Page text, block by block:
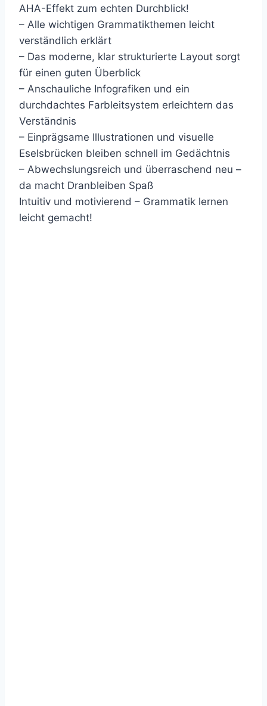
AHA-Effekt zum echten Durchblick!
– Alle wichtigen Grammatikthemen leicht
verständlich erklärt
– Das moderne, klar strukturierte Layout sorgt
für einen guten Überblick
– Anschauliche Infografiken und ein
durchdachtes Farbleitsystem erleichtern das
Verständnis
– Einprägsame Illustrationen und visuelle
Eselsbrücken bleiben schnell im Gedächtnis
– Abwechslungsreich und überraschend neu –
da macht Dranbleiben Spaß
Intuitiv und motivierend – Grammatik lernen
leicht gemacht!